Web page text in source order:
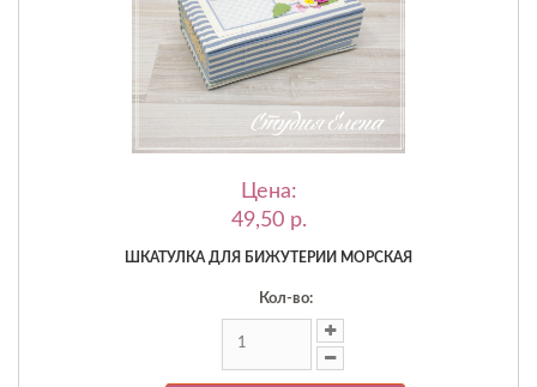
Цена:
49,50 p.
ШКАТУЛКА ДЛЯ БИЖУТЕРИИ МОРСКАЯ
Кол-во: